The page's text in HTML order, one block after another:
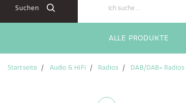
Suchen
ALLE PRODUKTE
Startseite Audio & HiFi Radios DAB/DAB+ Radios